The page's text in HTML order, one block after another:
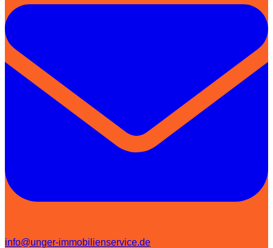
info@unger-immobilienservice.de